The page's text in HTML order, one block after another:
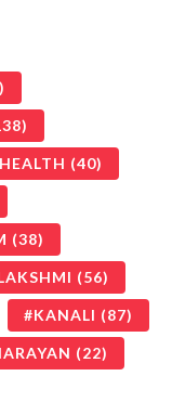
HEALTH (40)
(38)
(56)
KANALI (87)
(22)